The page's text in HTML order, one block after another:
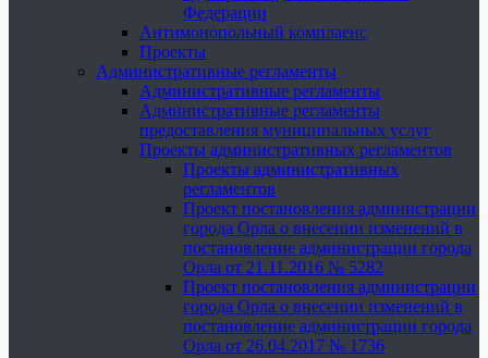
Федерации
Антимонопольный комплаенс
Проекты
Административные регламенты
Административные регламенты
Административные регламенты
предоставления муниципальных услуг
Проекты административных регламентов
Проекты административных
регламентов
Проект постановления администрации
города Орла о внесении изменений в
постановление администрации города
Орла от 21.11.2016 № 5282
Проект постановления администрации
города Орла о внесении изменений в
постановление администрации города
Орла от 26.04.2017 № 1736